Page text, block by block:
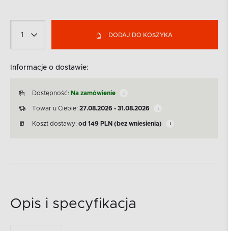
DODAJ DO KOSZYKA
Informacje o dostawie:
Dostępność: Na zamówienie
Towar u Ciebie: 27.08.2026 - 31.08.2026
Koszt dostawy: od 149 PLN (bez wniesienia)
Opis i specyfikacja